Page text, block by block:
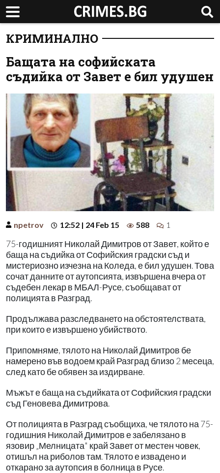
КРИМИНАЛНО
Бащата на софийската
съдийка от Завет е бил удушен
npetrov 12:52 | 24 Feb 15 588 1
75-годишният Николай Димитров от Завет, който е
баща на съдийка от Софийския градски съд и
мистериозно изчезна на Коледа, е бил удушен. Това
сочат данните от аутопсията, извършена вчера от
съдебен лекар в МБАЛ-Русе, съобщават от
полицията в Разград.
Продължава разследването на обстоятелствата,
при които е извършено убийството.
Припомняме, тялото на Николай Димитров бе
намерено във водоем край Разград близо 2 месеца,
след като бе обявен за издирване.
Мъжът е баща на съдийката от Софийския градски
съд Геновева Димитрова.
От полицията в Разград съобщиха, че тялото на 75-
годишния Николай Димитров е забелязано в
язовир „Мелницата" край Завет от местен човек,
отишъл на риболов там. Тялото е извадено и
откарано за аутопсия в болница в Русе.